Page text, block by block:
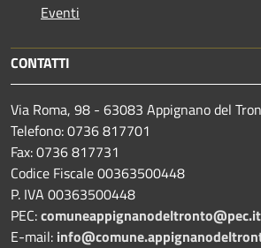
Eventi
CONTATTI
Via Roma, 98 - 63083 Appignano del
Telefono: 0736 817701
Fax: 0736 817731
Codice Fiscale 00363500448
P. IVA 00363500448
PEC:comuneappignanodeltronto@pec.it
E-mail: